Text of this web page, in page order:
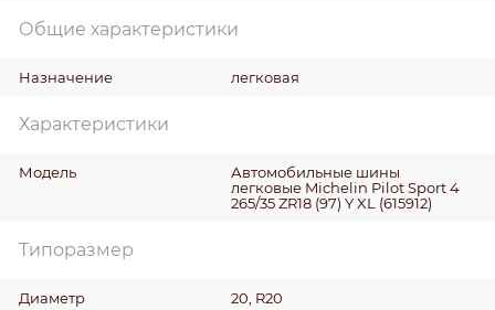
Общие характеристики
Назначение легковая
Характеристики
Модель
Автомобильные шины
легковые Michelin Pilot Sport 4
265/35 ZR18 (97) Y XL (615912)
Типоразмер
Диаметр 20, R20